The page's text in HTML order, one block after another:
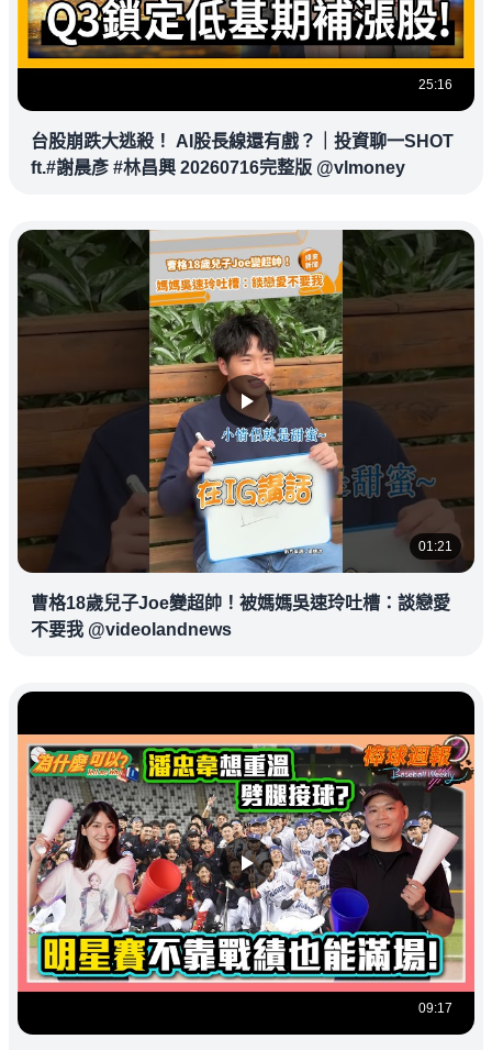
25:16
台股崩跌大逃殺！ AI股長線還有戲？｜投資聊一SHOT
ft.#謝晨彥 #林昌興 20260716完整版 @vlmoney
01:21
曹格18歲兒子Joe變超帥！被媽媽吳速玲吐槽：談戀愛
不要我 @videolandnews
09:17